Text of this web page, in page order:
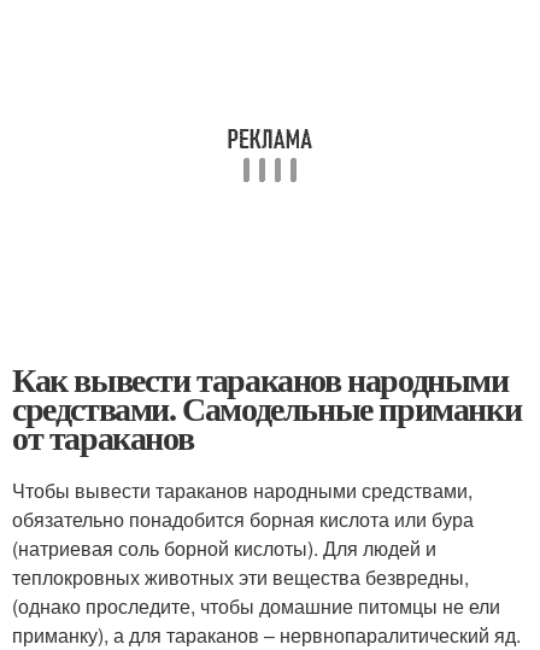
Как вывести тараканов народными
средствами. Самодельные приманки
от тараканов
Чтобы вывести тараканов народными средствами,
обязательно понадобится борная кислота или бура
(натриевая соль борной кислоты). Для людей и
теплокровных животных эти вещества безвредны,
(однако проследите, чтобы домашние питомцы не ели
приманку), а для тараканов – нервнопаралитический яд.